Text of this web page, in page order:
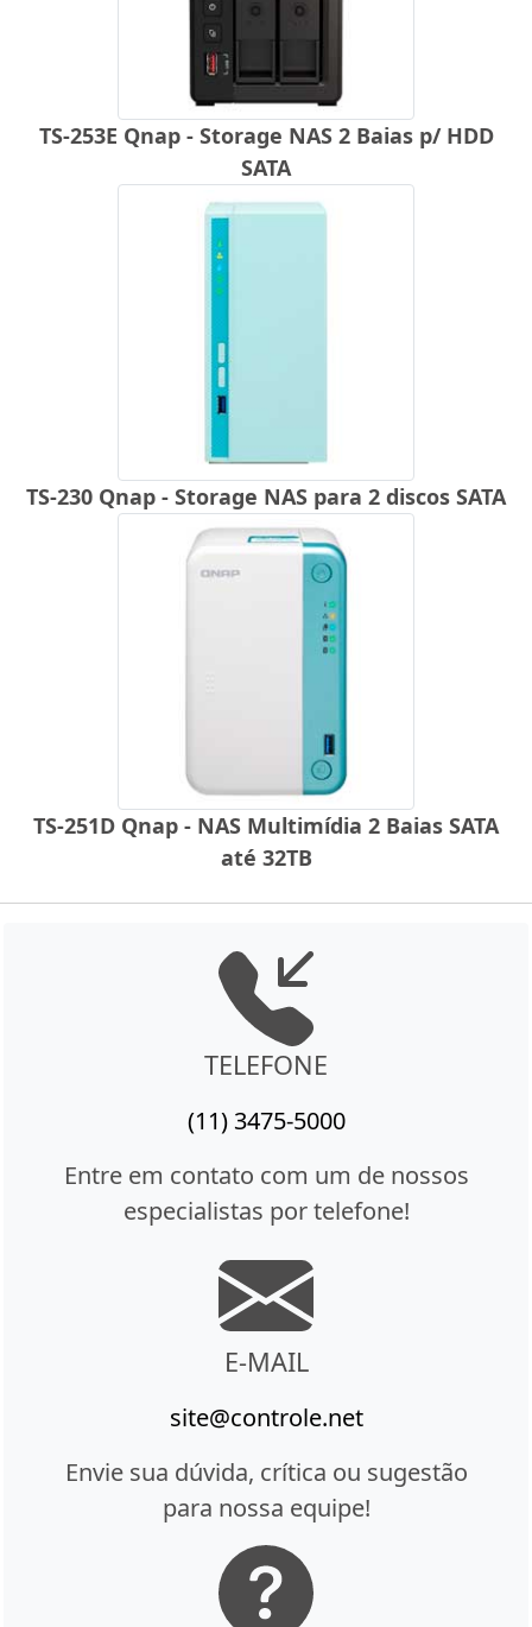
TS-253E Qnap - Storage NAS 2 Baias p/ HDD
SATA
TS-230 Qnap - Storage NAS para 2 discos SATA
TS-251D Qnap - NAS Multimídia 2 Baias SATA
até 32TB
TELEFONE
(11) 3475-5000
Entre em contato com um de nossos
especialistas por telefone!
E-MAIL
site@controle.net
Envie sua dúvida, crítica ou sugestão
para nossa equipe!